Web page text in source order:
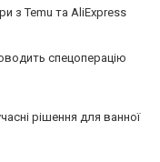
з Temu та AliExpress
спецоперацію
рішення для ванної